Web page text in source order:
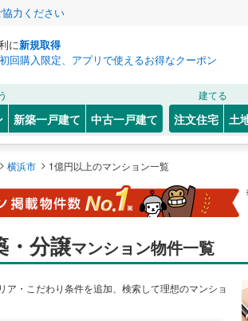
力ください
に新規取得
初回購入限定、アプリで使えるお得なクーポン
新築一戸建て 中古一戸建て
建てる
注文住宅 土
> 横浜市 > 1億円以上のマンション一覧
・分譲マンション物件一覧
・こだわり条件を追加、検索して理想のマンショ